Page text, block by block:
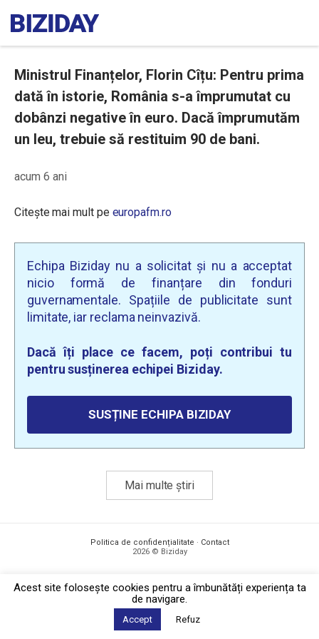
Ministrul Finanțelor, Florin Cîțu: Pentru prima
dată în istorie, România s-a împrumutat cu
dobânzi negative în euro. Dacă împrumutăm
un leu, trebuie să restituim 90 de bani.
acum 6 ani
Citește mai mult pe europafm.ro
Echipa Biziday nu a solicitat și nu a acceptat
nicio formă de finanțare din fonduri
guvernamentale. Spațiile de publicitate sunt
limitate, iar reclama neinvazivă.
Dacă îți place ce facem, poți contribui tu
pentru susținerea echipei Biziday.
SUSȚINE ECHIPA BIZIDAY
Mai multe știri
Politica de confidențialitate · Contact
2026 © Biziday
Acest site foloseşte cookies pentru a îmbunătăți experiența ta
de navigare.
Accept Refuz